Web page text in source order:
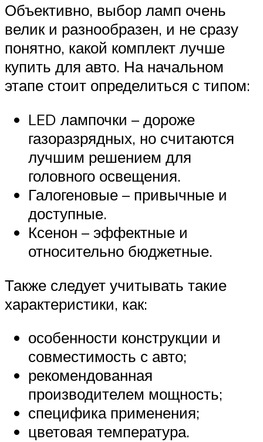
Объективно, выбор ламп очень
велик и разнообразен, и не сразу
понятно, какой комплект лучше
купить для авто. На начальном
этапе стоит определиться с типом:
LED лампочки – дороже
газоразрядных, но считаются
лучшим решением для
головного освещения.
Галогеновые – привычные и
доступные.
Ксенон – эффектные и
относительно бюджетные.
Также следует учитывать такие
характеристики, как:
особенности конструкции и
совместимость с авто;
рекомендованная
производителем мощность;
специфика применения;
цветовая температура.